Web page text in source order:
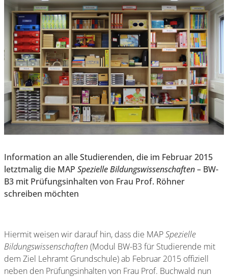
Information an alle Studierenden, die im Februar 2015
letztmalig die MAP Spezielle Bildungswissenschaften– BW-
B3 mit Prüfungsinhalten von Frau Prof. Röhner
schreiben möchten
Hiermit weisen wir darauf hin, dass die MAPSpezielle
Bildungswissenschaften (Modul BW-B3 für Studierende mit
dem Ziel Lehramt Grundschule) ab Februar 2015 offiziell
neben den Prüfungsinhalten von Frau Prof. Buchwald nun